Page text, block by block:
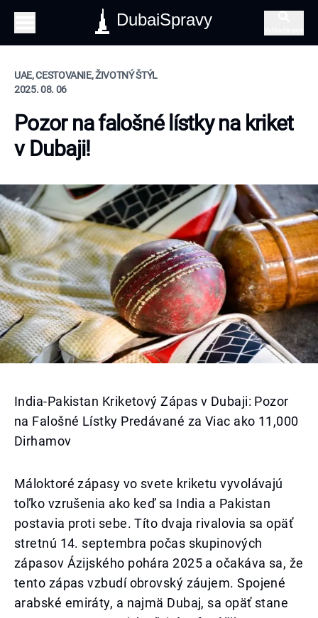
DubaiSpravy
UAE, CESTOVANIE, ŽIVOTNÝ ŠTÝL
2025. 08. 06
Pozor na falošné lístky na kriket
v Dubaji!
India-Pakistan Kriketový Zápas v Dubaji: Pozor
na Falošné Lístky Predávané za Viac ako 11,000
Dirhamov
Máloktoré zápasy vo svete kriketu vyvolávajú
toľko vzrušenia ako keď sa India a Pakistan
postavia proti sebe. Títo dvaja rivalovia sa opäť
stretnú 14. septembra počas skupinových
zápasov Ázijského pohára 2025 a očakáva sa, že
tento zápas vzbudí obrovský záujem. Spojené
arabské emiráty, a najmä Dubaj, sa opäť stane